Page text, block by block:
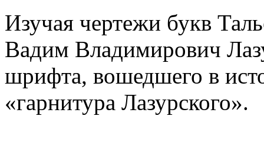
Изучая чертежи букв
Вадим Владимирович
шрифта, вошедшего в
«гарнитура Лазурского».